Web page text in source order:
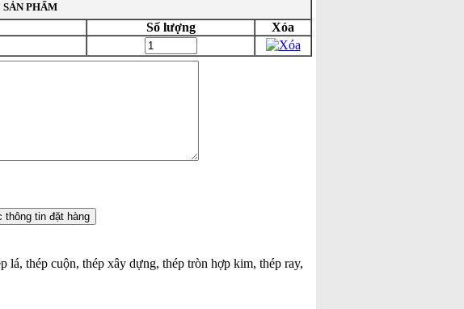
SẢN PHẨM
Số lượng
Xóa
lá, thép cuộn, thép xây dựng, thép tròn hợp kim, thép ray,